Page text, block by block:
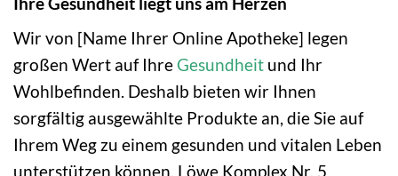
Wir von [Name Ihrer Online Apotheke] legen
großen Wert auf Ihre Gesundheit und Ihr
Wohlbefinden. Deshalb bieten wir Ihnen
sorgfältig ausgewählte Produkte an, die Sie auf
Ihrem Weg zu einem gesunden und vitalen Leben
unterstützen können. Löwe Komplex Nr. 5